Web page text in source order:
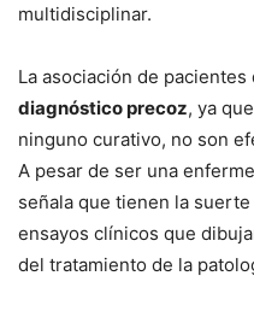
multidisciplinar.
La asociación de
diagnóstico precoz, ya
ninguno curativo, no son
A pesar de ser una
señala que tienen la
ensayos clínicos que
del tratamiento de la